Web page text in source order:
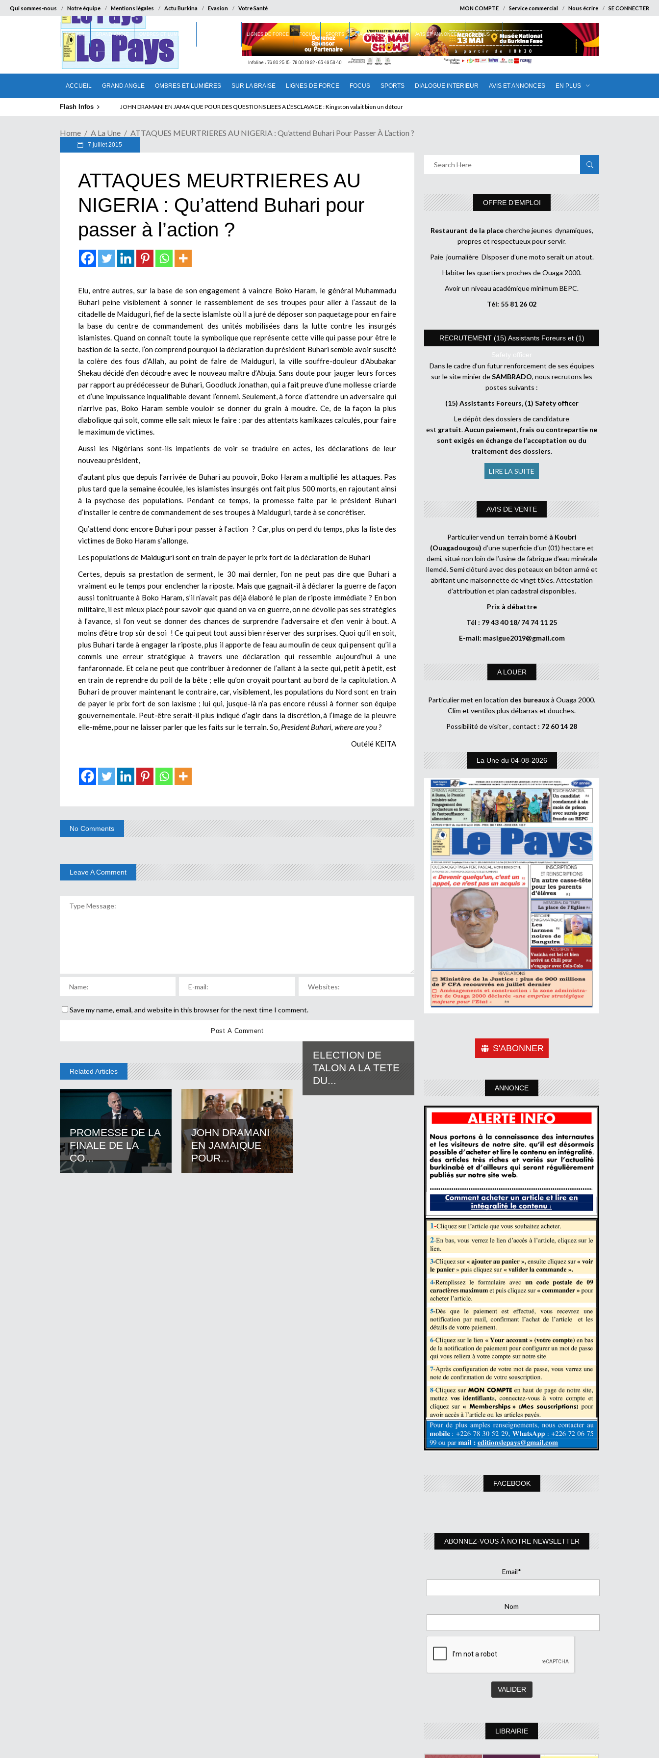
Qui sommes-nous Notre équipe Mentions légales Actu Burkina Evasion Votre Santé MON COMPTE Service commercial Nous écrire SE CONNECTER
ACCUEIL GRAND ANGLE OMBRES ET LUMIÈRES SUR LA BRAISE LIGNES DE FORCE FOCUS SPORTS DIALOGUE INTERIEUR AVIS ET ANNONCES EN PLUS
ACCUEIL GRAND ANGLE OMBRES ET LUMIÈRES LIGNES DE FORCE FOCUS SPORTS DIALOGUE INTERIEUR AVIS ET ANNONCES EN PLUS
Flash Infos ELECTION DE TALON A LA TETE DU SENAT BENINOIS : Quand Patrice quitte le pouvoir sans partir !
Home A La Une ATTAQUES MEURTRIERES AU NIGERIA : Qu’attend Buhari Pour Passer À L’action ?
7 juillet 2015
ATTAQUES MEURTRIERES AU
NIGERIA : Qu’attend Buhari pour
passer à l’action ?
Elu, entre autres, sur la base de son engagement à vaincre Boko Haram, le général Muhammadu
Buhari peine visiblement à sonner le rassemblement de ses troupes pour aller à l’assaut de la
citadelle de Maiduguri, fief de la secte islamiste où il a juré de déposer son paquetage pour en faire
la base du centre de commandement des unités mobilisées dans la lutte contre les insurgés
islamistes. Quand on connaît toute la symbolique que représente cette ville qui passe pour être le
bastion de la secte, l’on comprend pourquoi la déclaration du président Buhari semble avoir suscité
la colère des fous d’Allah, au point de faire de Maiduguri, la ville souffre-douleur d’Abubakar
Shekau décidé d’en découdre avec le nouveau maître d’Abuja. Sans doute pour jauger leurs forces
par rapport au prédécesseur de Buhari, Goodluck Jonathan, qui a fait preuve d’une mollesse criarde
et d’une impuissance inqualifiable devant l’ennemi. Seulement, à force d’attendre un adversaire qui
n’arrive pas, Boko Haram semble vouloir se donner du grain à moudre. Ce, de la façon la plus
diabolique qui soit, comme elle sait mieux le faire : par des attentats kamikazes calculés, pour faire
le maximum de victimes.
Aussi les Nigérians sont-ils impatients de voir se traduire en actes, les déclarations de leur
nouveau président,
d’autant plus que depuis l’arrivée de Buhari au pouvoir, Boko Haram a multiplié les attaques. Pas
plus tard que la semaine écoulée, les islamistes insurgés ont fait plus 500 morts, en rajoutant ainsi
à la psychose des populations. Pendant ce temps, la promesse faite par le président Buhari
d’installer le centre de commandement de ses troupes à Maiduguri, tarde à se concrétiser.
Qu’attend donc encore Buhari pour passer à l’action ? Car, plus on perd du temps, plus la liste des
victimes de Boko Haram s’allonge.
Les populations de Maiduguri sont en train de payer le prix fort de la déclaration de Buhari
Certes, depuis sa prestation de serment, le 30 mai dernier, l’on ne peut pas dire que Buhari a
vraiment eu le temps pour enclencher la riposte. Mais que gagnait-il à déclarer la guerre de façon
aussi tonitruante à Boko Haram, s’il n’avait pas déjà élaboré le plan de riposte immédiate ? En bon
militaire, il est mieux placé pour savoir que quand on va en guerre, on ne dévoile pas ses stratégies
à l’avance, si l’on veut se donner des chances de surprendre l’adversaire et d’en venir à bout. A
moins d’être trop sûr de soi ! Ce qui peut tout aussi bien réserver des surprises. Quoi qu’il en soit,
plus Buhari tarde à engager la riposte, plus il apporte de l’eau au moulin de ceux qui pensent qu’il a
commis une erreur stratégique à travers une déclaration qui ressemble aujourd’hui à une
fanfaronnade. Et cela ne peut que contribuer à redonner de l’allant à la secte qui, petit à petit, est
en train de reprendre du poil de la bête ; elle qu’on croyait pourtant au bord de la capitulation. A
Buhari de prouver maintenant le contraire, car, visiblement, les populations du Nord sont en train
de payer le prix fort de son laxisme ; lui qui, jusque-là n’a pas encore réussi à former son équipe
gouvernementale. Peut-être serait-il plus indiqué d’agir dans la discrétion, à l’image de la pieuvre
elle-même, pour ne laisser parler que les faits sur le terrain. So, President Buhari, where are you ?
Outélé KEITA
No Comments
Leave A Comment
Save my name, email, and website in this browser for the next time I comment.
Related Articles
PROMESSE DE LA
FINALE DE LA
CO...
JOHN DRAMANI
EN JAMAIQUE
POUR...
ELECTION DE
TALON A LA TETE
DU...
OFFRE D’EMPLOI
Restaurant de la placecherche jeunes dynamiques,
propres et respectueux pour servir.
Paie journalière Disposer d’une moto serait un atout.
Habiter les quartiers proches de Ouaga 2000.
Avoir un niveau académique minimum BEPC.
Tél: 55 81 26 02
RECRUTEMENT (15) Assistants Foreurs et (1)
Safety officer
Dans le cadre d’un futur renforcement de ses équipes
sur le site minier deSAMBRADO, nous recrutons les
postes suivants :
(15) Assistants Foreurs, (1) Safety officer
Le dépôt des dossiers de candidature
est gratuit.Aucun paiement, frais ou contrepartie ne
sont exigés en échange de l’acceptation ou du
traitement des dossiers.
LIRE LA SUITE
AVIS DE VENTE
Particulier vend un terrain borné à Koubri
(Ouagadougou) d’une superficie d’un (01) hectare et
demi, situé non loin de l’usine de fabrique d’eau minérale
Ilemdé. Semi clôturé avec des poteaux en béton armé et
abritant une maisonnette de vingt tôles. Attestation
d’attribution et plan cadastral disponibles.
Prix à débattre
Tél : 79 43 40 18/ 74 74 11 25
E-mail: masigue2019@gmail.com
A LOUER
Particulier met en location des bureaux à Ouaga 2000.
Clim et ventilos plus débarras et douches.
Possibilité de visiter , contact : 72 60 14 28
La Une du 04-08-2026
S'ABONNER
ANNONCE
FACEBOOK
ABONNEZ-VOUS À NOTRE NEWSLETTER
Email*
Nom
LIBRAIRIE